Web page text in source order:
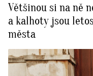
Většinou si na ně
a kalhoty jsou
města